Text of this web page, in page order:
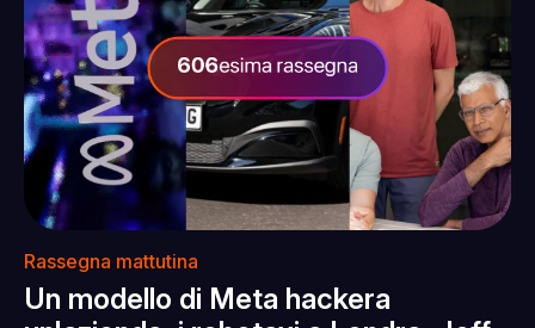
Rassegna mattutina
Un modello di Meta hackera